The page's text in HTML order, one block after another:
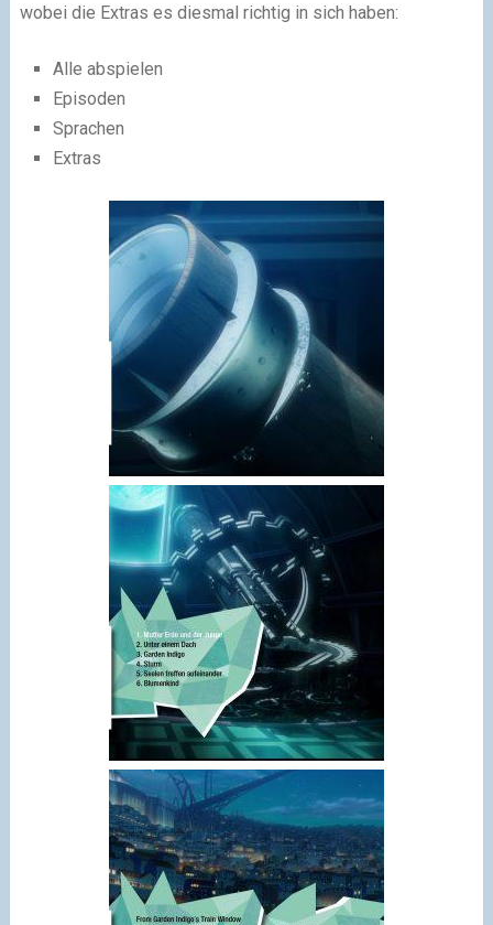
wobei die Extras es diesmal richtig in sich haben:
Alle abspielen
Episoden
Sprachen
Extras